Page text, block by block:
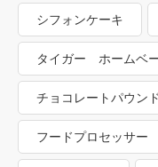
シフォンケーキ
タイガー ホームベ
チョコレートパウン
フードプロセッサー